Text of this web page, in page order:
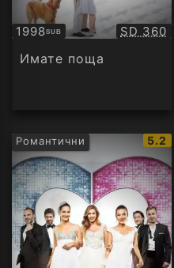
1998SUB
Субтитри SD 360
Имате поща
Романтични
IMDb
5.2